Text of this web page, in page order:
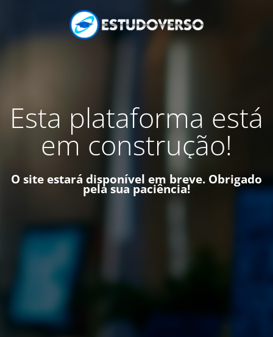
Esta plataforma está
em construção!
O site estará disponível em breve. Obrigado
pela sua paciência!